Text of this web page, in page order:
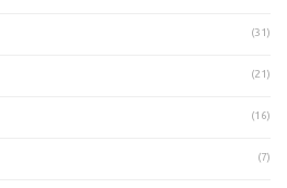
(31)
(21)
(16)
(7)